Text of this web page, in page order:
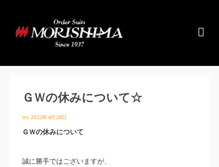
ＧＷの休みについて☆
on 2022年4月28日
ＧＷの休みについて
誠に勝手ではございますが、